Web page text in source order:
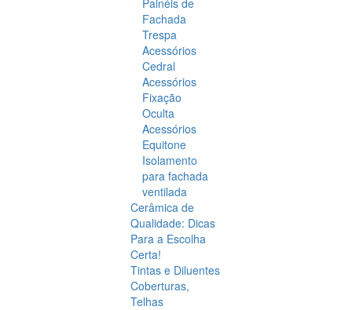
Painéis de
Fachada
Trespa
Acessórios
Cedral
Acessórios
Fixação
Oculta
Acessórios
Equitone
Isolamento
para fachada
ventilada
Cerâmica de
Qualidade: Dicas
Para a Escolha
Certa!
Tintas e Diluentes
Coberturas,
Telhas